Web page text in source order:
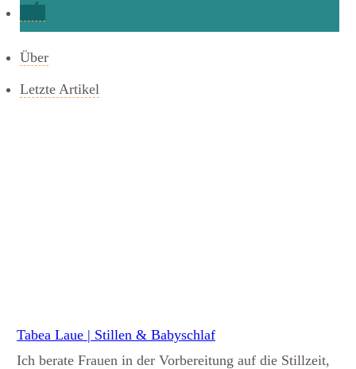
Über
Letzte Artikel
Tabea Laue | Stillen & Babyschlaf
Ich berate Frauen in der Vorbereitung auf die Stillzeit,